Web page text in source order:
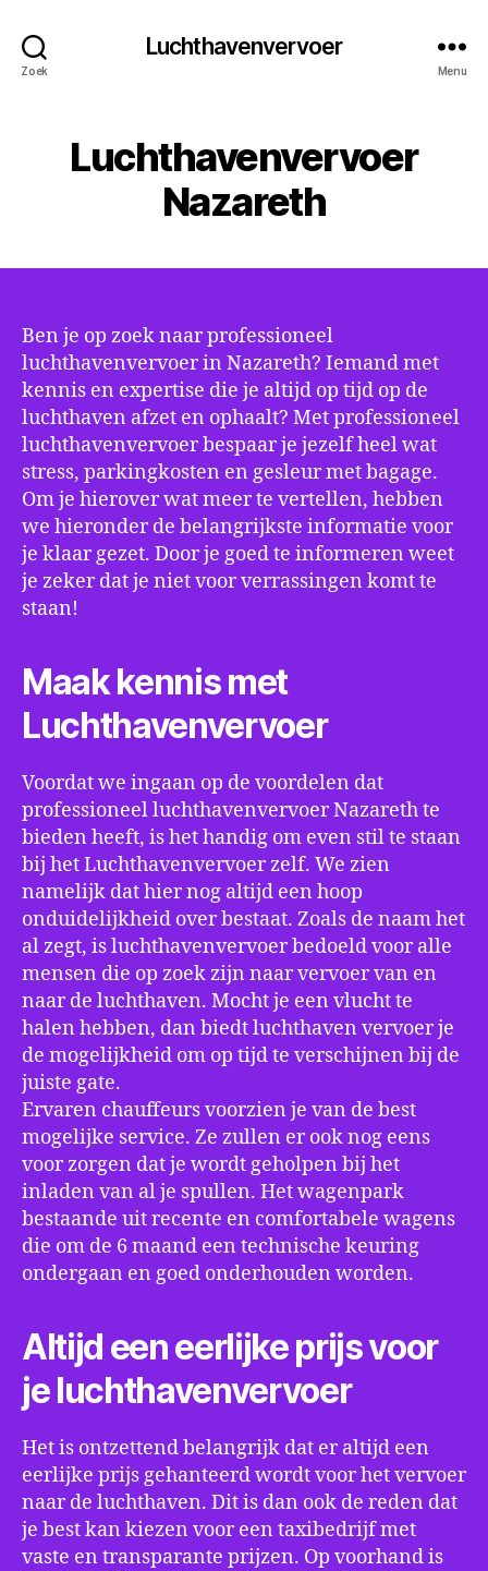
Zoek
Luchthavenvervoer
Menu
Luchthavenvervoer
Nazareth
Ben je op zoek naar professioneel
luchthavenvervoer in Nazareth? Iemand met
kennis en expertise die je altijd op tijd op de
luchthaven afzet en ophaalt? Met professioneel
luchthavenvervoer bespaar je jezelf heel wat
stress, parkingkosten en gesleur met bagage.
Om je hierover wat meer te vertellen, hebben
we hieronder de belangrijkste informatie voor
je klaar gezet. Door je goed te informeren weet
je zeker dat je niet voor verrassingen komt te
staan!
Maak kennis met
Luchthavenvervoer
Voordat we ingaan op de voordelen dat
professioneel luchthavenvervoer Nazareth te
bieden heeft, is het handig om even stil te staan
bij het Luchthavenvervoer zelf. We zien
namelijk dat hier nog altijd een hoop
onduidelijkheid over bestaat. Zoals de naam het
al zegt, is luchthavenvervoer bedoeld voor alle
mensen die op zoek zijn naar vervoer van en
naar de luchthaven. Mocht je een vlucht te
halen hebben, dan biedt luchthaven vervoer je
de mogelijkheid om op tijd te verschijnen bij de
juiste gate.
Ervaren chauffeurs voorzien je van de best
mogelijke service. Ze zullen er ook nog eens
voor zorgen dat je wordt geholpen bij het
inladen van al je spullen. Het wagenpark
bestaande uit recente en comfortabele wagens
die om de 6 maand een technische keuring
ondergaan en goed onderhouden worden.
Altijd een eerlijke prijs voor
je luchthavenvervoer
Het is ontzettend belangrijk dat er altijd een
eerlijke prijs gehanteerd wordt voor het vervoer
naar de luchthaven. Dit is dan ook de reden dat
je best kan kiezen voor een taxibedrijf met
vaste en transparante prijzen. Op voorhand is